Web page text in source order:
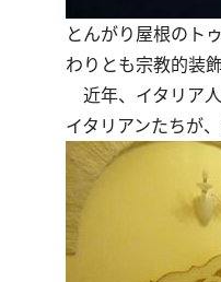
とんがり屋根のト
わりとも宗教的装
近年、イタリア
イタリアンたちが